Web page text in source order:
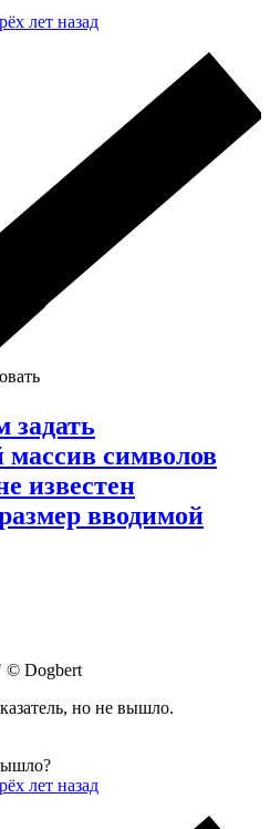
лет назад
задать
символов
известен
вводимой
© Dogbert
но не вышло.
лет назад